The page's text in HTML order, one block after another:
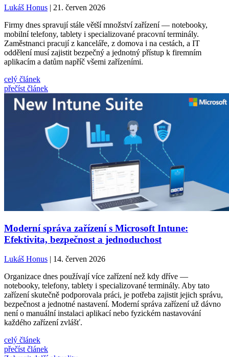
Lukáš Honus | 21. červen 2026
Firmy dnes spravují stále větší množství zařízení — notebooky,
mobilní telefony, tablety i specializované pracovní terminály.
Zaměstnanci pracují z kanceláře, z domova i na cestách, a IT
oddělení musí zajistit bezpečný a jednotný přístup k firemním
aplikacím a datům napříč všemi zařízeními.
celý článek
přečíst článek
Moderní správa zařízení s Microsoft Intune:
Efektivita, bezpečnost a jednoduchost
Lukáš Honus | 14. červen 2026
Organizace dnes používají více zařízení než kdy dříve —
notebooky, telefony, tablety i specializované terminály. Aby tato
zařízení skutečně podporovala práci, je potřeba zajistit jejich správu,
bezpečnost a jednotné nastavení. Moderní správa zařízení už dávno
není o manuální instalaci aplikací nebo fyzickém nastavování
každého zařízení zvlášť.
celý článek
přečíst článek